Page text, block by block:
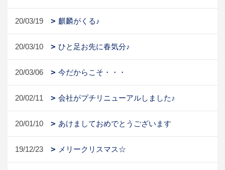
20/03/19 麒麟がくる♪
20/03/10 ひと足お先に春気分♪
20/03/06 今だからこそ・・・
20/02/11 会社がプチリニューアルしました♪
20/01/10 あけましておめでとうございます
19/12/23 メリークリスマス☆